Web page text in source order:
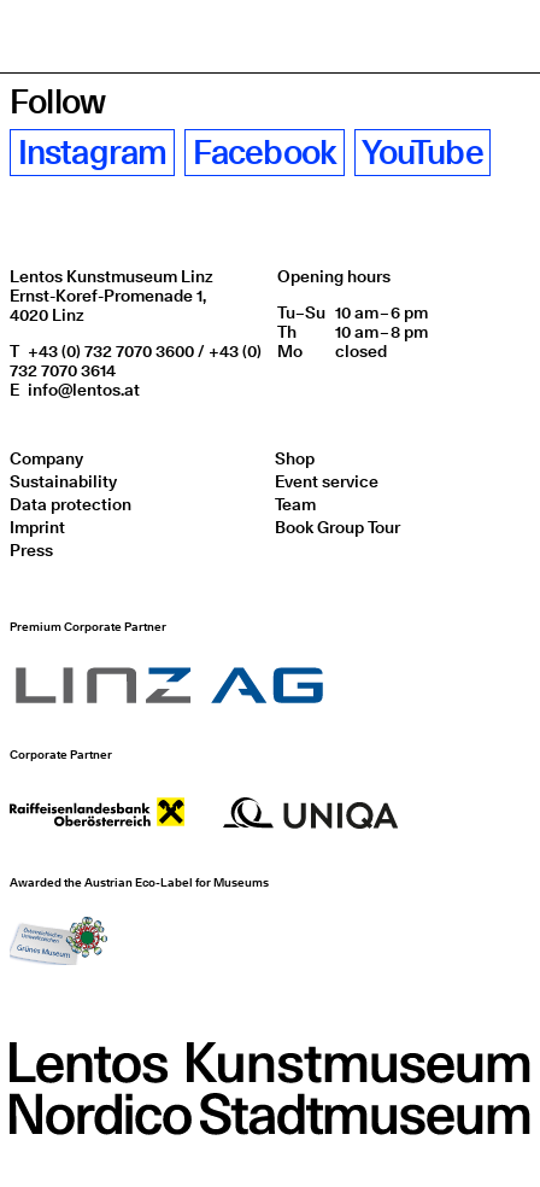
Follow
Instagram
Facebook YouTube
Lentos Kunstmuseum Linz
Ernst-Koref-Promenade 1,
4020 Linz
T +43 (0) 732 7070 3600 / +43 (0)
732 7070 3614
E info@lentos.at
Opening hours
Day of weekOpening hours
Tu–Su 10 am – 6 pm
Th
10 am – 8 pm
Mo
closed
Company
Sustainability
Data protection
Imprint
Press
Shop
Event service
Team
Book Group Tour
Premium Corporate Partner
Corporate Partner
Awarded the Austrian Eco-Label for Museums